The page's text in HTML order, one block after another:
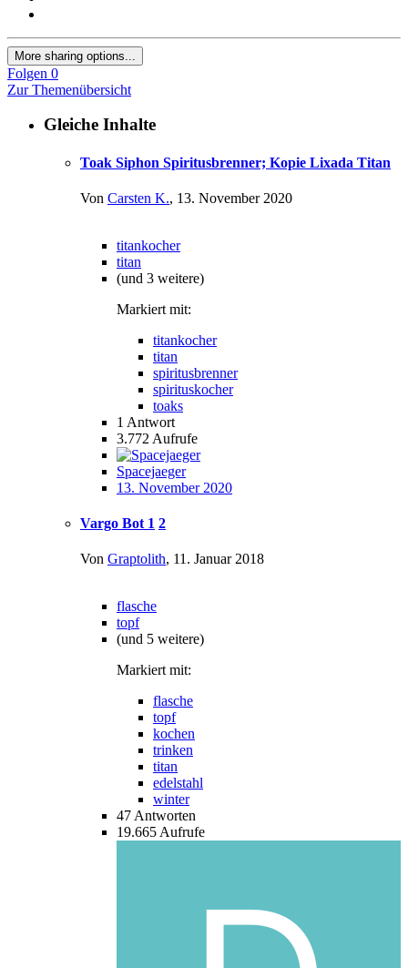
More sharing options...
Folgen 0
Zur Themenübersicht
Gleiche Inhalte
Toak Siphon Spiritusbrenner; Kopie Lixada Titan
Von Carsten K., 13. November 2020
titankocher
titan
(und 3 weitere)
Markiert mit:
titankocher
titan
spiritusbrenner
spirituskocher
toaks
1 Antwort
3.772 Aufrufe
Spacejaeger
13. November 2020
Vargo Bot 1 2
Von Graptolith, 11. Januar 2018
flasche
topf
(und 5 weitere)
Markiert mit:
flasche
topf
kochen
trinken
titan
edelstahl
winter
47 Antworten
19.665 Aufrufe